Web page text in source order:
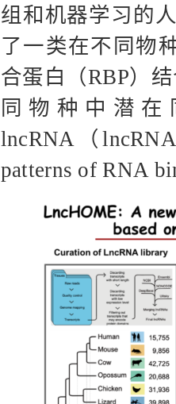
组和机器学习的
了一类在不同物
合蛋白（RBP）
同物种中潜在
lncRNA（
patterns of RNA